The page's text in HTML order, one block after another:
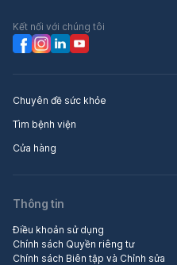
Kết nối với chúng tôi
Chuyên đề sức khỏe
Tìm bệnh viện
Cửa hàng
Thông tin
Điều khoản sử dụng
Chính sách Quyền riêng tư
Chính sách Biên tập và Chỉnh sửa